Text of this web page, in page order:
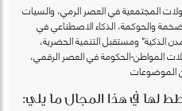
المجتمعية في العصر الرمي، والسيات
والحوكمة، الذكاء الاصطناعي في
الذكية" ومستقبل التنمية الحضرية،
المواطن-الحكومة في العصر الرقمي،
من الموضوعات
لها في هذا المجال ما يلي: